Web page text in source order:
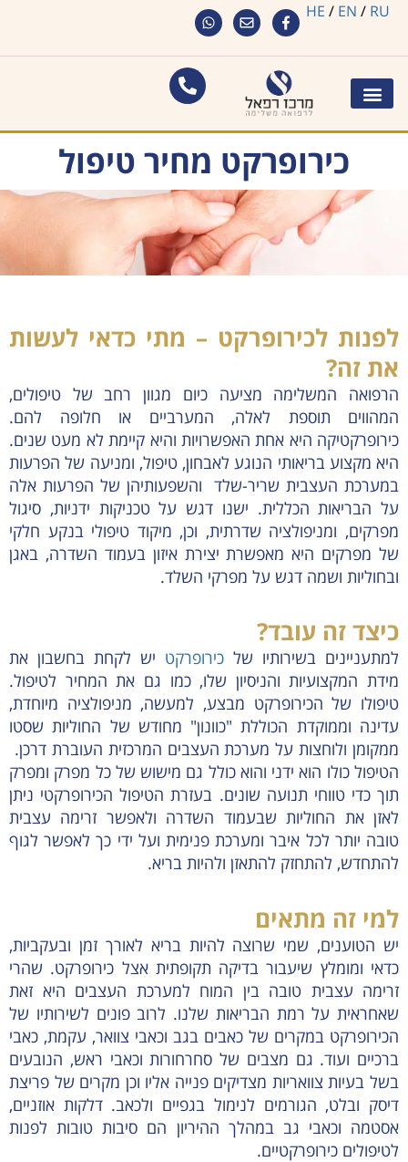
HE / EN / RU
כירופרקט מחיר טיפול
לפנות לכירופרקט – מתי כדאי לעשות
את זה?
הרפואה המשלימה מציעה כיום מגוון רחב של טיפולים,
המהווים תוספת לאלה, המערביים או חלופה להם.
כירופרקטיקה היא אחת האפשרויות והיא קיימת לא מעט שנים.
היא מקצוע בריאותי הנוגע לאבחון, טיפול, ומניעה של הפרעות
במערכת העצבית שריר-שלד והשפעותיהן של הפרעות אלה
על הבריאות הכללית. ישנו דגש על טכניקות ידניות, סיגול
מפרקים, ומניפולציה שדרתית, וכן, מיקוד טיפולי בנקע חלקי
של מפרקים היא מאפשרת יצירת איזון בעמוד השדרה, באגן
ובחוליות ושמה דגש על מפרקי השלד.
כיצד זה עובד?
למתעניינים בשירותיו של כירופרקט יש לקחת בחשבון את
מידת המקצועיות והניסיון שלו, כמו גם את המחיר לטיפול.
טיפולו של הכירופרקט מבצע, למעשה, מניפולציה מיוחדת,
עדינה וממוקדת הכוללת "כוונון" מחודש של החוליות שסטו
ממקומן ולוחצות על מערכת העצבים המרכזית העוברת דרכן.
הטיפול כולו הוא ידני והוא כולל גם מישוש של כל מפרק ומפרק
תוך כדי טווחי תנועה שונים. בעזרת הטיפול הכירופרקטי ניתן
לאזן את החוליות שבעמוד השדרה ולאפשר זרימה עצבית
טובה יותר לכל איבר ומערכת פנימית ועל ידי כך לאפשר לגוף
להתחדש, להתחזק להתאזן ולהיות בריא.
למי זה מתאים
יש הטוענים, שמי שרוצה להיות בריא לאורך זמן ובעקביות,
כדאי ומומלץ שיעבור בדיקה תקופתית אצל כירופרקט. שהרי
זרימה עצבית טובה בין המוח למערכת העצבים היא זאת
שאחראית על רמת הבריאות שלנו. לרוב פונים לשירותיו של
הכירופרקט במקרים של כאבים בגב וכאבי צוואר, עקמת, כאבי
ברכיים ועוד. גם מצבים של סחרחורות וכאבי ראש, הנובעים
בשל בעיות צוואריות מצדיקים פנייה אליו וכן מקרים של פריצת
דיסק ובלט, הגורמים לנימול בגפיים ולכאב. דלקות אוזניים,
אסטמה וכאבי גב במהלך ההיריון הם סיבות טובות לפנות
לטיפולים כירופרקטיים.